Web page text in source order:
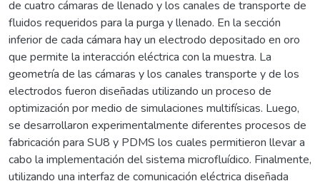
de cuatro cámaras de llenado y los canales de transporte de
fluidos requeridos para la purga y llenado. En la sección
inferior de cada cámara hay un electrodo depositado en oro
que permite la interacción eléctrica con la muestra. La
geometría de las cámaras y los canales transporte y de los
electrodos fueron diseñadas utilizando un proceso de
optimización por medio de simulaciones multifísicas. Luego,
se desarrollaron experimentalmente diferentes procesos de
fabricación para SU8 y PDMS los cuales permitieron llevar a
cabo la implementación del sistema microfluídico. Finalmente,
utilizando una interfaz de comunicación eléctrica diseñada